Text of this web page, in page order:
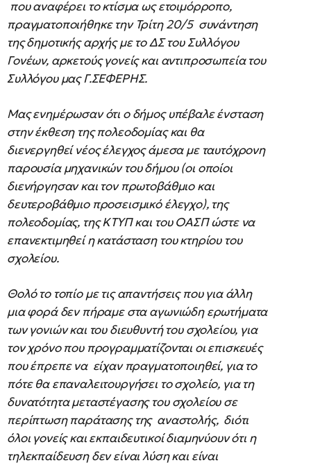
που αναφέρει το κτίσμα ως ετοιμόρροπο,
πραγματοποιήθηκε την Τρίτη 20/5 συνάντηση
της δημοτικής αρχής με το ΔΣ του Συλλόγου
Γονέων, αρκετούς γονείς και αντιπροσωπεία του
Συλλόγου μας Γ.ΣΕΦΕΡΗΣ.
Μας ενημέρωσαν ότι ο δήμος υπέβαλε ένσταση
στην έκθεση της πολεοδομίας και θα
διενεργηθεί νέος έλεγχος άμεσα με ταυτόχρονη
παρουσία μηχανικών του δήμου (οι οποίοι
διενήργησαν και τον πρωτοβάθμιο και
δευτεροβάθμιο προσεισμικό έλεγχο), της
πολεοδομίας, της ΚΤΥΠ και του ΟΑΣΠ ώστε να
επανεκτιμηθεί η κατάσταση του κτηρίου του
σχολείου.
Θολό το τοπίο με τις απαντήσεις που για άλλη
μια φορά δεν πήραμε στα αγωνιώδη ερωτήματα
των γονιών και του διευθυντή του σχολείου, για
τον χρόνο που προγραμματίζονται οι επισκευές
που έπρεπε να είχαν πραγματοποιηθεί, για το
πότε θα επαναλειτουργήσει το σχολείο, για τη
δυνατότητα μεταστέγασης του σχολείου σε
περίπτωση παράτασης της αναστολής, διότι
όλοι γονείς και εκπαιδευτικοί διαμηνύουν ότι η
τηλεκπαίδευση δεν είναι λύση και είναι